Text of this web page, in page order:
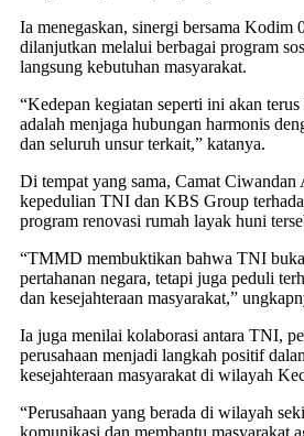
Ia menegaskan, sinergi bersama Kodim
dilanjutkan melalui berbagai program
langsung kebutuhan masyarakat.
“Kedepan kegiatan seperti ini akan
adalah menjaga hubungan harmonis
dan seluruh unsur terkait,” katanya.
Di tempat yang sama, Camat Ciwandan
kepedulian TNI dan KBS Group
program renovasi rumah layak huni
“TMMD membuktikan bahwa TNI
pertahanan negara, tetapi juga peduli
dan kesejahteraan masyarakat,”
Ia juga menilai kolaborasi antara TNI,
perusahaan menjadi langkah positif
kesejahteraan masyarakat di wilayah
“Perusahaan yang berada di wilayah
komunikasi dan membantu masyarakat